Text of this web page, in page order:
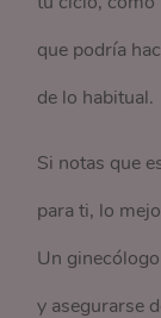
que podría
de lo habitual.
Si notas que
para ti, lo
Un
y asegurarse